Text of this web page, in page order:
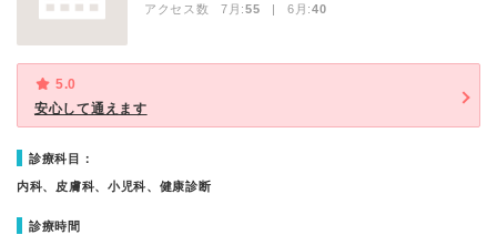
アクセス数 7月:55 | 6月:40
5.0
安心して通えます
診療科目：
内科、皮膚科、小児科、健康診断
診療時間